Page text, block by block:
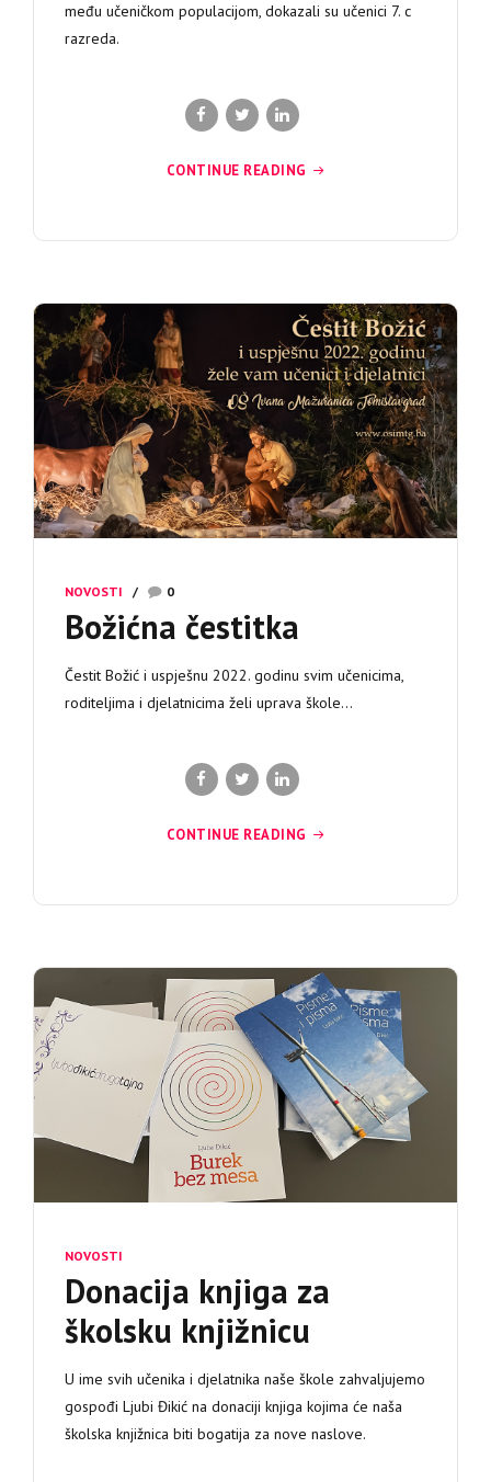
među učeničkom populacijom, dokazali su učenici 7. c
razreda.
CONTINUE READING
NOVOSTI 0
Božićna čestitka
Čestit Božić i uspješnu 2022. godinu svim učenicima,
roditeljima i djelatnicima želi uprava škole…
CONTINUE READING
NOVOSTI
Donacija knjiga za
školsku knjižnicu
U ime svih učenika i djelatnika naše škole zahvaljujemo
gospođi Ljubi Đikić na donaciji knjiga kojima će naša
školska knjižnica biti bogatija za nove naslove.